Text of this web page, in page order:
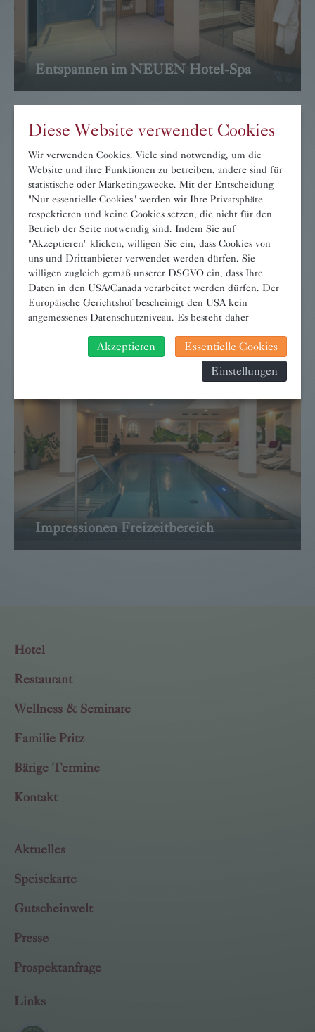
Entspannen im NEUEN Hotel-Spa
Massageangebote
Impressionen Freizeitbereich
Hotel
Restaurant
Wellness & Seminare
Familie Pritz
Bärige Termine
Kontakt
Aktuelles
Speisekarte
Gutscheinwelt
Presse
Prospektanfrage
Links
Diese Website verwendet Cookies
Wir verwenden Cookies. Viele sind notwendig, um die
Website und ihre Funktionen zu betreiben, andere sind für
statistische oder Marketingzwecke. Mit der Entscheidung
"Nur essentielle Cookies" werden wir Ihre Privatsphäre
respektieren und keine Cookies setzen, die nicht für den
Betrieb der Seite notwendig sind. Indem Sie auf
"Akzeptieren" klicken, willigen Sie ein, dass Cookies von
uns und Drittanbieter verwendet werden dürfen. Sie
willigen zugleich gemäß unserer DSGVO ein, dass Ihre
Daten in den USA/Canada verarbeitet werden dürfen. Der
Europäische Gerichtshof bescheinigt den USA kein
angemessenes Datenschutzniveau. Es besteht daher
Behörden, zu Kontroll- und zu Überwachungszwecken,
verarbeitet werden und dagegen keine wirksamen
Rechtsbehelfe erhoben werden können. Zudem finden Sie
Einwilligung widerrufen und Widerspruch ausüben. Weitere
Infomationen finden Sie hier:
Datenschutzerklärung
Akzeptieren
Essentielle Cookies
Einstellungen